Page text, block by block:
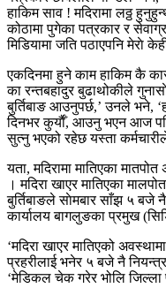
हाकिम साव ! मदिरामा लठ्ठ
कोठामा पुगेका पत्रकार र
मिडियामा जति पठाएपनि मेराे
एकदिनमा हुने काम हाकिम कै
का रन्तबहादुर बुढाथोकीले
बुर्तिबाङ आउनुपर्छ,’ उनले भने,
दिनभर कुर्याैँ, आउनु भएन आज
सुत्नु भएको रहेछ यस्ता
यता, मदिरामा मातिएका
। मदिरा खाएर मातिएका
बुर्तिबाङले साेमबार साँझ ५ बजे
कार्यालय बागलुङका प्रमुख
‘मदिरा खाएर मातिएको
प्रहरीलाई भनेर ५ बजे नै
‘मेडिकल चेक गरेर भोलि